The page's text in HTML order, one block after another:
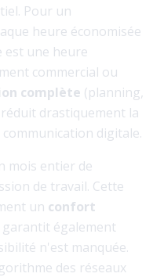
Pour un
heure économisée
une heure
commercial ou
complète (planning,
drastiquement la
digitale.
mois entier de
de travail. Cette
un confort
également
n'est manquée.
des réseaux